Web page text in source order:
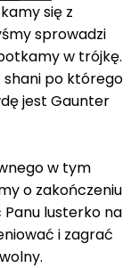
się z
sprowadzi
w trójkę.
shani po którego
jest Gaunter
w tym
o zakończeniu
lusterko na
i zagrać